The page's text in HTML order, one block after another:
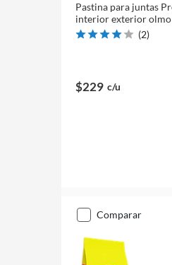
Pastina para juntas
interior exterior olmo
(2)
$229 c/u
comparar